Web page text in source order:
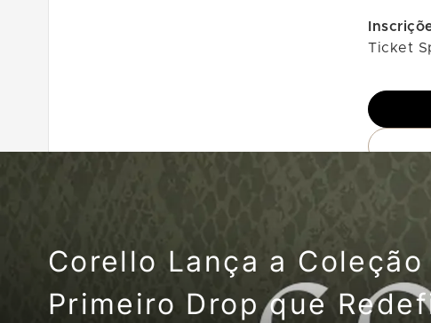
Ticket
Corello Lança a
Primeiro Drop que